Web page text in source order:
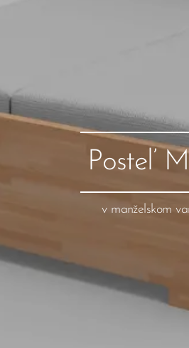
Posteľ
v manželskom